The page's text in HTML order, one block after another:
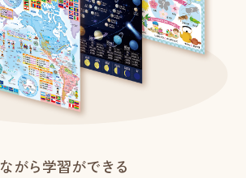
ながら学習ができる